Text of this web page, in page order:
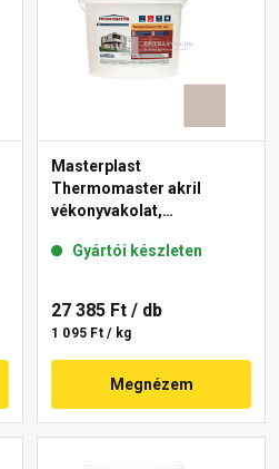
Masterplast
Thermomaster akril
vékonyvakolat,
44-D 25 kg
Gyártói készleten
27 385 Ft / db
1 095 Ft / kg
Megnézem